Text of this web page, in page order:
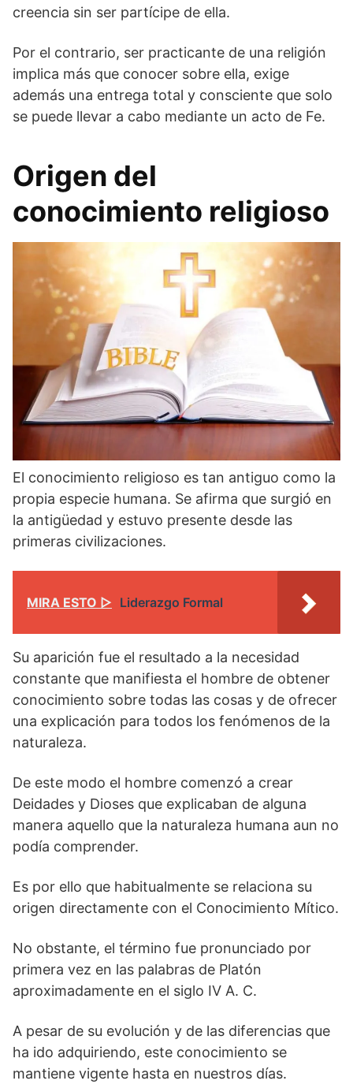
creencia sin ser partícipe de ella.
Por el contrario, ser practicante de una religión
implica más que conocer sobre ella, exige
además una entrega total y consciente que solo
se puede llevar a cabo mediante un acto de Fe.
Origen del
conocimiento religioso
El conocimiento religioso es tan antiguo como la
propia especie humana. Se afirma que surgió en
la antigüedad y estuvo presente desde las
primeras civilizaciones.
MIRA ESTO ▷ Liderazgo Formal
Su aparición fue el resultado a la necesidad
constante que manifiesta el hombre de obtener
conocimiento sobre todas las cosas y de ofrecer
una explicación para todos los fenómenos de la
naturaleza.
De este modo el hombre comenzó a crear
Deidades y Dioses que explicaban de alguna
manera aquello que la naturaleza humana aun no
podía comprender.
Es por ello que habitualmente se relaciona su
origen directamente con el Conocimiento Mítico.
No obstante, el término fue pronunciado por
primera vez en las palabras de Platón
aproximadamente en el siglo IV A. C.
A pesar de su evolución y de las diferencias que
ha ido adquiriendo, este conocimiento se
mantiene vigente hasta en nuestros días.